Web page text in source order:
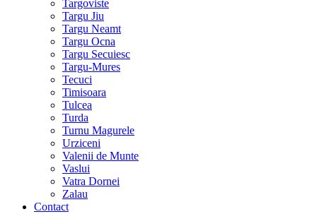
Targoviste
Targu Jiu
Targu Neamt
Targu Ocna
Targu Secuiesc
Targu-Mures
Tecuci
Timisoara
Tulcea
Turda
Turnu Magurele
Urziceni
Valenii de Munte
Vaslui
Vatra Dornei
Zalau
Contact